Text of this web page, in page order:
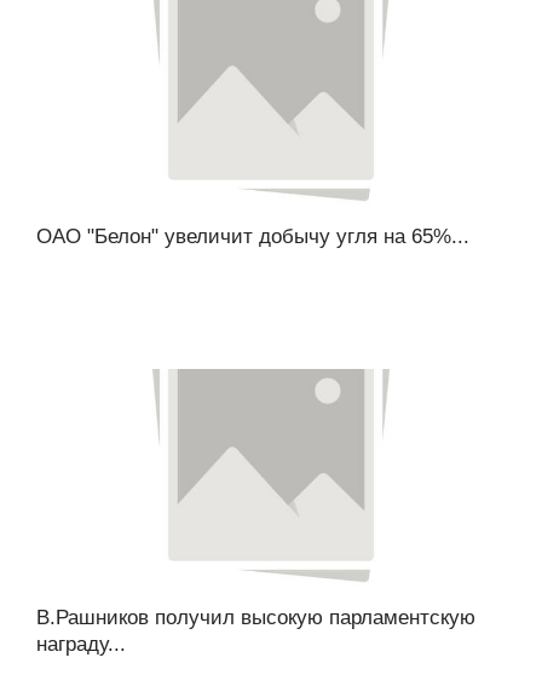
ОАО "Белон" увеличит добычу угля на 65%...
В.Рашников получил высокую парламентскую
награду...